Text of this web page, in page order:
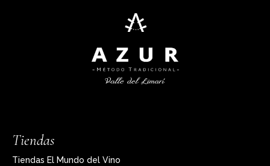
Tiendas
Tiendas El Mundo del Vino